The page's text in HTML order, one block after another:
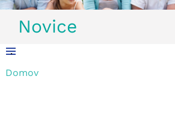
Novice
.
Domov